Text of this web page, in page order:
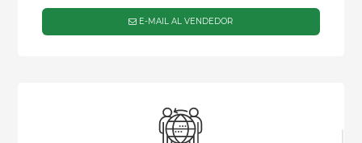
E-MAIL AL VENDEDOR